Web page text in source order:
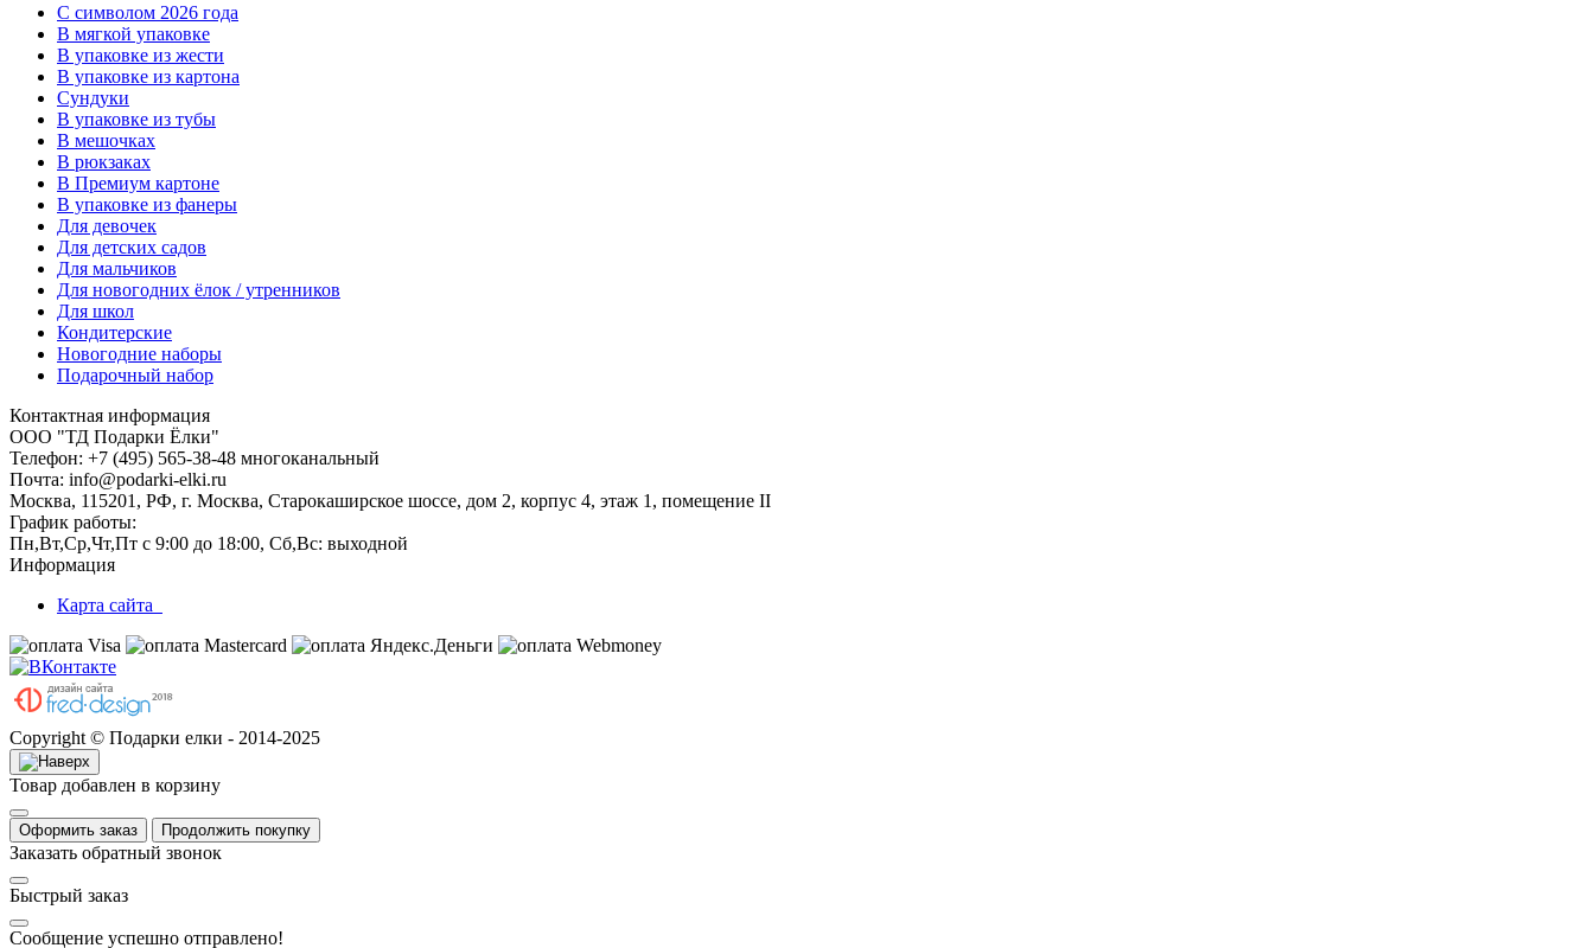
C символом 2026 года
В мягкой упаковке
В упаковке из жести
В упаковке из картона
Сундуки
В упаковке из тубы
В мешочках
В рюкзаках
В Премиум картоне
В упаковке из фанеры
Для девочек
Для детских садов
Для мальчиков
Для новогодних ёлок / утренников
Для школ
Кондитерские
Новогодние наборы
Подарочный набор
Контактная информация
ООО "ТД Подарки Ёлки"
Телефон: +7 (495) 565-38-48 многоканальный
Почта: info@podarki-elki.ru
Москва, 115201, РФ, г. Москва, Старокаширское шоссе, дом 2, корпус 4, этаж 1, помещение II
График работы:
Пн,Вт,Ср,Чт,Пт с 9:00 до 18:00, Сб,Вс: выходной
Информация
Карта сайта
Copyright © Подарки елки - 2014-2025
Товар добавлен в корзину
Оформить заказ Продолжить покупку
Заказать обратный звонок
Быстрый заказ
Сообщение успешно отправлено!